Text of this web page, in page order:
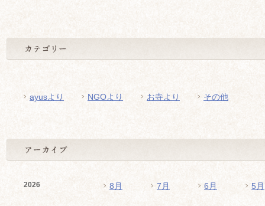
ayusより NGOより お寺より その他
2026 8月 7月 6月 5月